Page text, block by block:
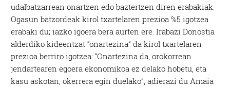
udalbatzarrean onartzen edo baztertzen diren erabakiak.
Ogasun batzordeak kirol txartelaren prezioa %5 igotzea
erabaki du; iazko igoera bera aurten ere. Irabazi Donostia
alderdiko kideentzat “onartezina” da kirol txartelaren
prezioa berriro igotzea: “Onartezina da, orokorrean
jendartearen egoera ekonomikoa ez delako hobetu, eta
kasu askotan, okerrera egin duelako”, adierazi du Amaia